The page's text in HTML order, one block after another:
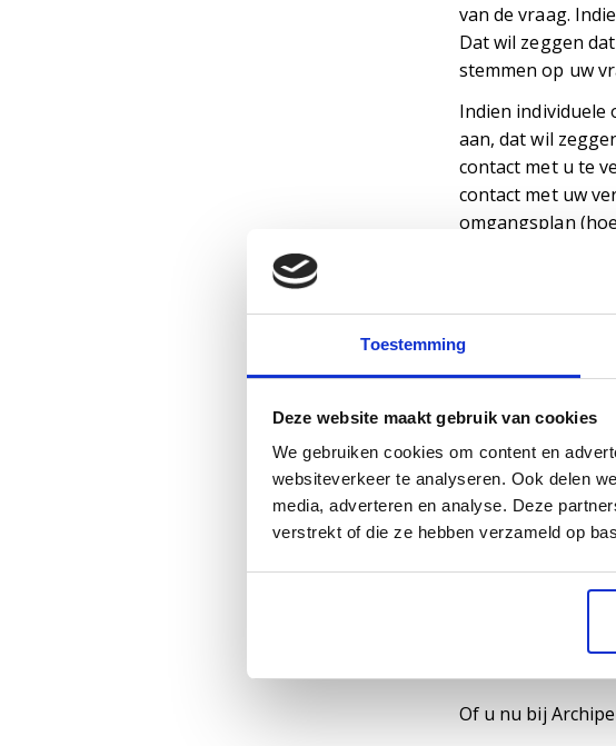
Toestemming
Deze website maakt gebruik van cookies
We gebruiken cookies om content en
websiteverkeer te analyseren. Ook delen
media, adverteren en analyse. Deze
verstrekt of die ze hebben verzameld op
van de vraag.
Dat wil zeggen
stemmen op uw
Indien
aan, dat wil
contact met u te
contact met uw
omgangsplan
(preventieplan
De werkgebieden
Dementie
Revalidatie
NAH (niet
Korsakov
Parkinson
Of u nu bij